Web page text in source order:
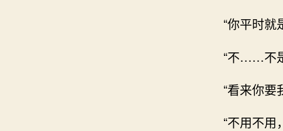
“你平时就
“不……不
“看来你要
“不用不用